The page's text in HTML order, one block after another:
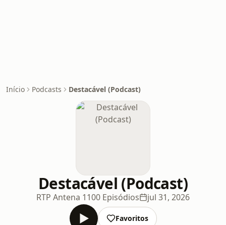
Início Podcasts Destacável (Podcast)
Destacável (Podcast)
RTP Antena 1100 Episódios jul 31, 2026
Favoritos